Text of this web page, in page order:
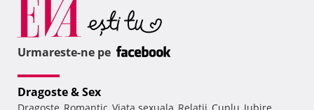
Urmareste-ne pe
Dragoste & Sex